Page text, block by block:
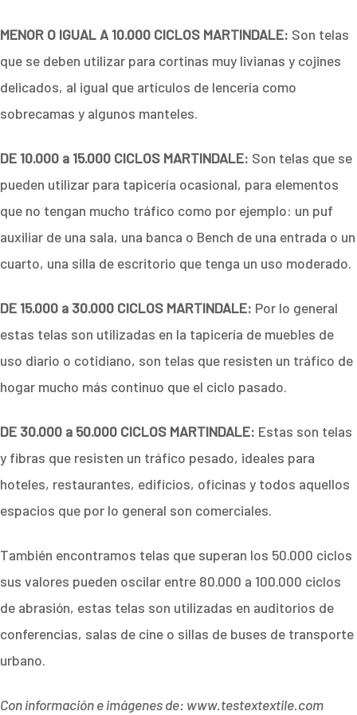
MENOR O IGUAL A 10.000 CICLOS MARTINDALE: Son telas
que se deben utilizar para cortinas muy livianas y cojines
delicados, al igual que artículos de lencería como
sobrecamas y algunos manteles.
DE 10.000 a 15.000 CICLOS MARTINDALE: Son telas que se
pueden utilizar para tapicería ocasional, para elementos
que no tengan mucho tráfico como por ejemplo: un puf
auxiliar de una sala, una banca o Bench de una entrada o un
cuarto, una silla de escritorio que tenga un uso moderado.
DE 15.000 a 30.000 CICLOS MARTINDALE: Por lo general
estas telas son utilizadas en la tapicería de muebles de
uso diario o cotidiano, son telas que resisten un tráfico de
hogar mucho más continuo que el ciclo pasado.
DE 30.000 a 50.000 CICLOS MARTINDALE: Estas son telas
y fibras que resisten un tráfico pesado, ideales para
hoteles, restaurantes, edificios, oficinas y todos aquellos
espacios que por lo general son comerciales.
También encontramos telas que superan los 50.000 ciclos
sus valores pueden oscilar entre 80.000 a 100.000 ciclos
de abrasión, estas telas son utilizadas en auditorios de
conferencias, salas de cine o sillas de buses de transporte
urbano.
Con información e imágenes de: www.testextextile.com